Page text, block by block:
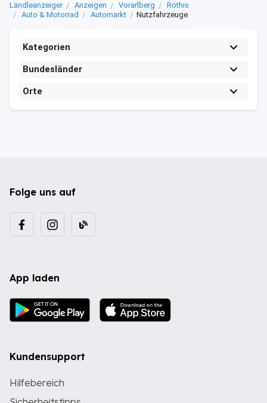
Ländleanzeiger Anzeigen Vorarlberg
Röthis
Auto & Motorrad
Automarkt Nutzfahrzeuge
Kategorien
Bundesländer
Orte
Folge uns auf
App laden
Kundensupport
Hilfebereich